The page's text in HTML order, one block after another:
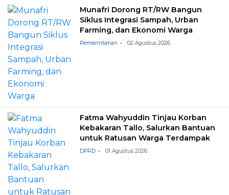
Munafri Dorong RT/RW Bangun
Siklus Integrasi Sampah, Urban
Farming, dan Ekonomi Warga
Pemerintahan 02 Agustus 2026
Fatma Wahyuddin Tinjau Korban
Kebakaran Tallo, Salurkan Bantuan
untuk Ratusan Warga Terdampak
DPRD 01 Agustus 2026